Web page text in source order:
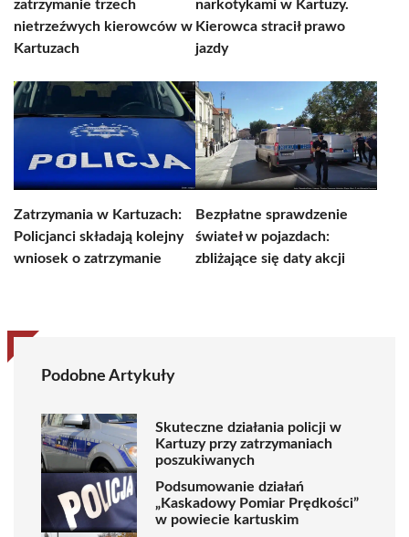
zatrzymanie trzech
nietrzeźwych kierowców w
Kartuzach
narkotykami w Kartuzy.
Kierowca stracił prawo
jazdy
Zatrzymania w Kartuzach:
Policjanci składają kolejny
wniosek o zatrzymanie
Bezpłatne sprawdzenie
świateł w pojazdach:
zbliżające się daty akcji
Podobne Artykuły
Skuteczne działania policji w
Kartuzy przy zatrzymaniach
poszukiwanych
Podsumowanie działań
„Kaskadowy Pomiar Prędkości”
w powiecie kartuskim